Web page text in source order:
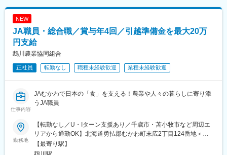
NEW
JA職員・総合職／賞与年4回／引越準備金を最大20万
円支給
鵡川農業協同組合
正社員 転勤なし 職種未経験歓迎 業種未経験歓迎
仕事内容
JAむかわで日本の「食」を支える！農業や人々の暮らしに寄り添
うJA職員
勤務地
【転勤なし／U・Iターン支援あり／千歳市・苫小牧市など周辺エ
リアから通勤OK】北海道勇払郡むかわ町末広2丁目124番地＜ア
クセス＞JR「鵡川駅」より徒歩5分高速バス（道南バス）「むか
わ四季の館駅前停留所」より徒歩5分＼U・Iターン支援あり！遠方
【最寄り駅】